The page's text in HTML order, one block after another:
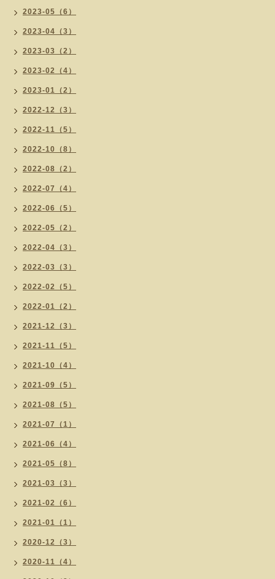
2023-05（6）
2023-04（3）
2023-03（2）
2023-02（4）
2023-01（2）
2022-12（3）
2022-11（5）
2022-10（8）
2022-08（2）
2022-07（4）
2022-06（5）
2022-05（2）
2022-04（3）
2022-03（3）
2022-02（5）
2022-01（2）
2021-12（3）
2021-11（5）
2021-10（4）
2021-09（5）
2021-08（5）
2021-07（1）
2021-06（4）
2021-05（8）
2021-03（3）
2021-02（6）
2021-01（1）
2020-12（3）
2020-11（4）